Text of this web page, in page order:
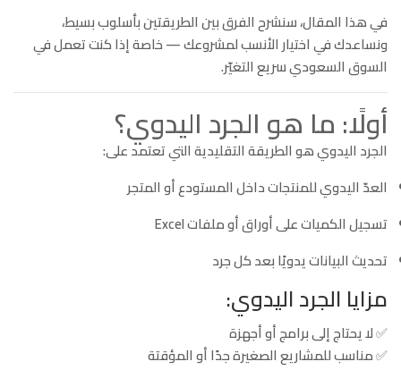
في هذا المقال، سنشرح الفرق بين الطريقتين بأسلوب بسيط،
ونساعدك في اختيار الأنسب لمشروعك — خاصة إذا كنت تعمل في
السوق السعودي سريع التغيّر.
أولًا: ما هو الجرد اليدوي؟
الجرد اليدوي هو الطريقة التقليدية التي تعتمد على:
العدّ اليدوي للمنتجات داخل المستودع أو المتجر
تسجيل الكميات على أوراق أو ملفات Excel
تحديث البيانات يدويًا بعد كل جرد
مزايا الجرد اليدوي:
✅ لا يحتاج إلى برامج أو أجهزة
✅ مناسب للمشاريع الصغيرة جدًا أو المؤقتة